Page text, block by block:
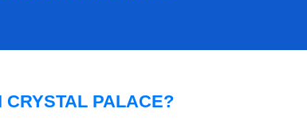
CRYSTAL PALACE?